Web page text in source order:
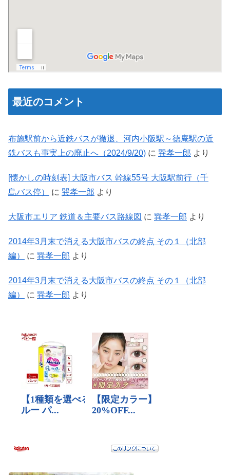
最近のコメント
布施駅前から近鉄バスが撤退、河内小阪駅～徳庵駅の近
鉄バスも事実上の廃止へ（2024/9/20) に 巽孝一郎 より
[懐かしの時刻表] 大阪市バス 幹線55号 大阪駅前行（千
島バス停）
に 巽孝一郎 より
大阪市エリア 鉄道＆主要バス路線図 に 巽孝一郎 より
2014年3月末で消える大阪市バスの終点 その１（北部
編）
に 巽孝一郎 より
2014年3月末で消える大阪市バスの終点 その１（北部
編）
に 巽孝一郎 より